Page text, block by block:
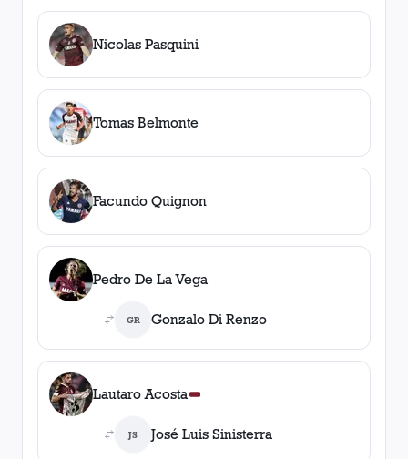
Nicolas Pasquini
Tomas Belmonte
Facundo Quignon
Pedro De La Vega
GR Gonzalo Di Renzo
Lautaro Acosta
JS José Luis Sinisterra